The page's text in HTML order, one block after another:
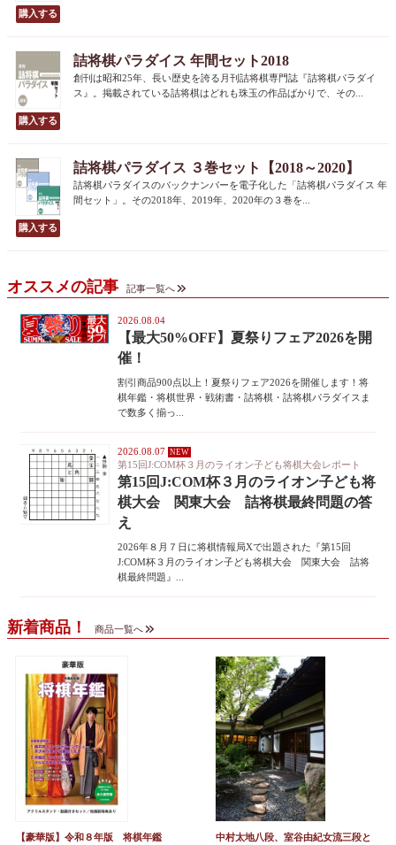
詰将棋パラダイス 年間セット2018
創刊は昭和25年、長い歴史を誇る月刊詰将棋専門誌『詰将棋パラダイ
ス』。掲載されている詰将棋はどれも珠玉の作品ばかりで、その...
詰将棋パラダイス ３巻セット【2018～2020】
詰将棋パラダイスのバックナンバーを電子化した「詰将棋パラダイス 年
間セット」。その2018年、2019年、2020年の３巻を...
オススメの記事 記事一覧へ
2026.08.04
【最大50%OFF】夏祭りフェア2026を開
催！
割引商品900点以上！夏祭りフェア2026を開催します！将
棋年鑑・将棋世界・戦術書・詰将棋・詰将棋パラダイスま
で数多く揃っ...
2026.08.07
第15回J:COM杯３月のライオン子ども将棋大会レポート
第15回J:COM杯３月のライオン子ども将
棋大会 関東大会 詰将棋最終問題の答
え
2026年８月７日に将棋情報局Xで出題された『第15回
J:COM杯３月のライオン子ども将棋大会 関東大会 詰将
棋最終問題』...
新着商品！ 商品一覧へ
【豪華版】令和８年版 将棋年鑑
中村太地八段、室谷由紀女流三段と